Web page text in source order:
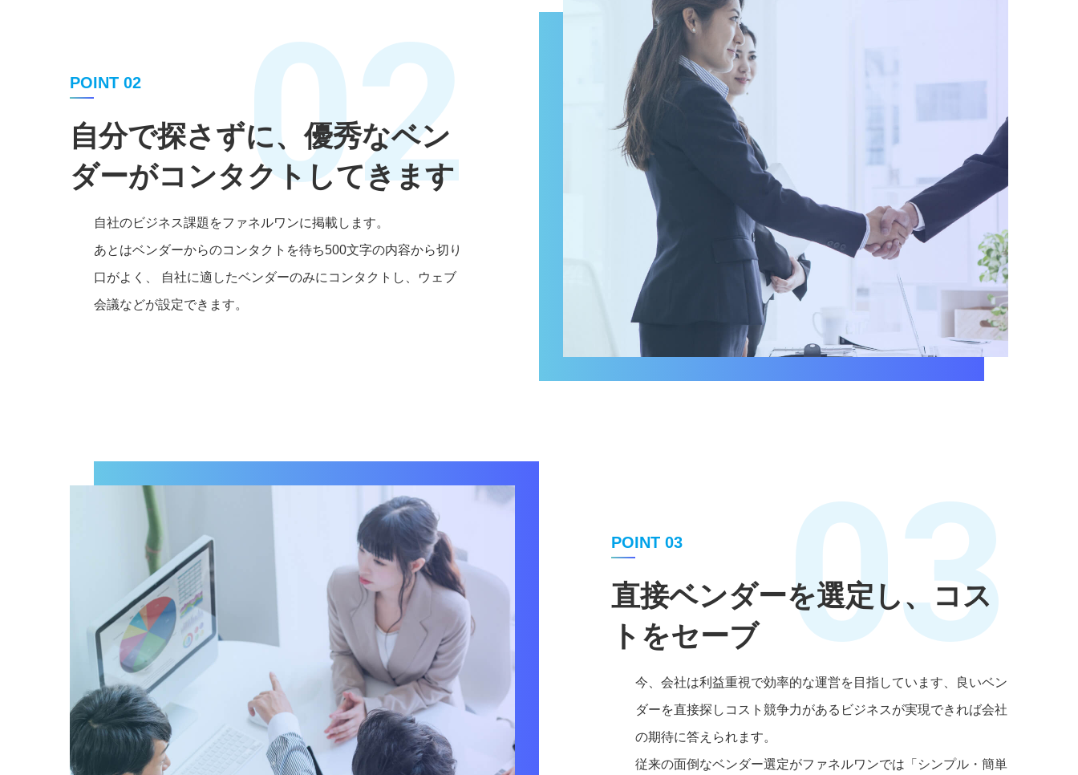
POINT 02
自分で探さずに、優秀なベン
ダーがコンタクトしてきます
02
自社のビジネス課題をファネルワンに掲載します。
あとはベンダーからのコンタクトを待ち500文字の内容から切り
口がよく、 自社に適したベンダーのみにコンタクトし、ウェブ
会議などが設定できます。
POINT 03
直接ベンダーを選定し、コス
トをセーブ
03
今、会社は利益重視で効率的な運営を目指しています、良いベン
ダーを直接探しコスト競争力があるビジネスが実現できれば会社
の期待に答えられます。
従来の面倒なベンダー選定がファネルワンでは「シンプル・簡単